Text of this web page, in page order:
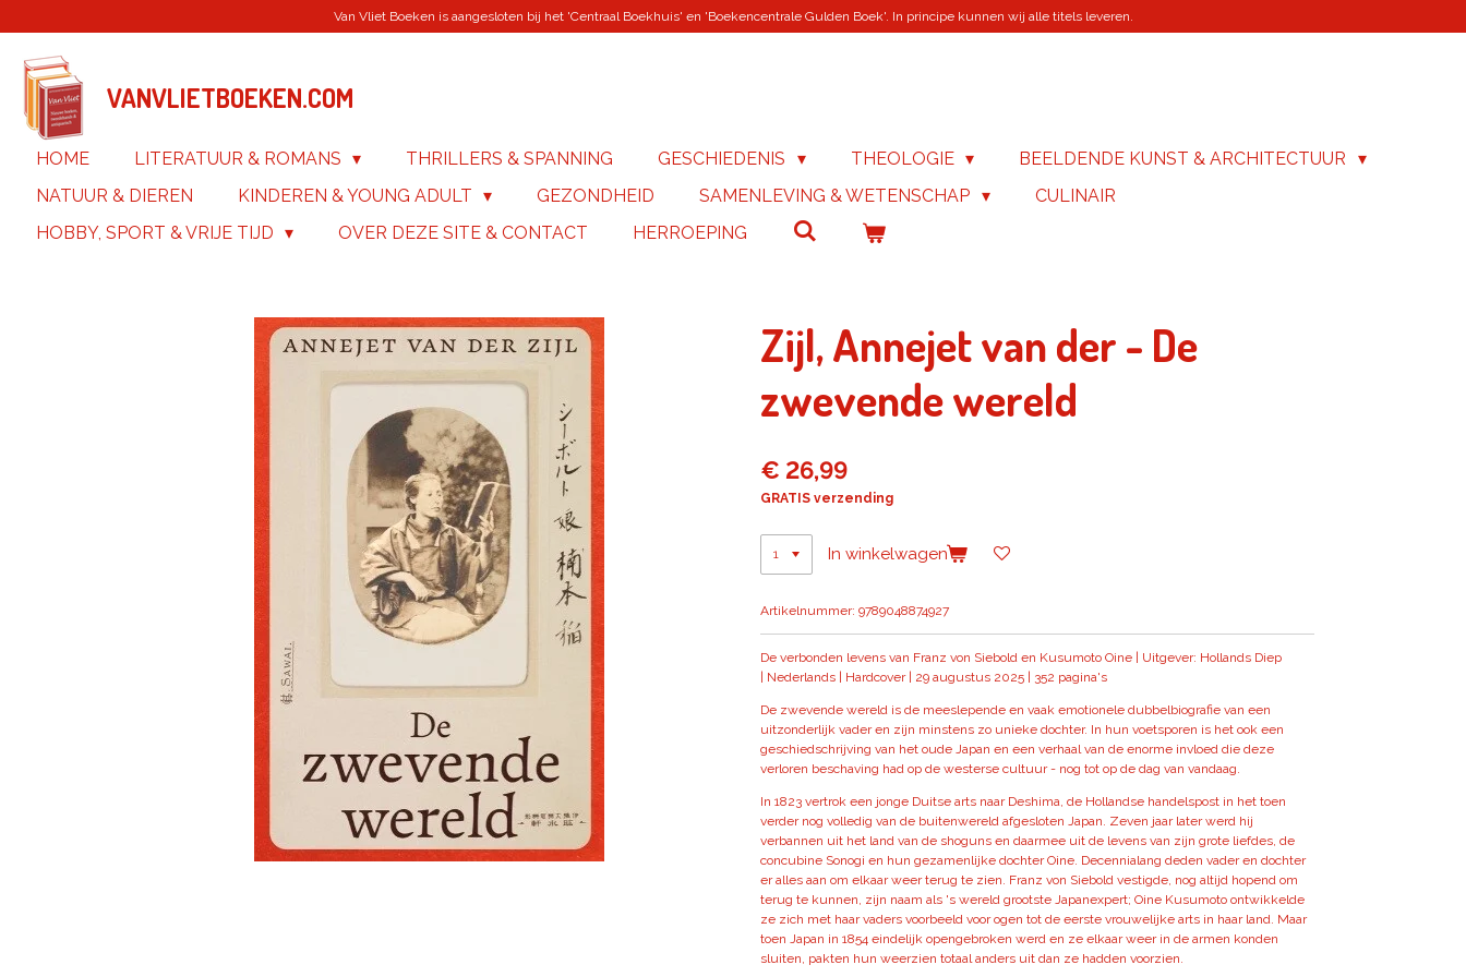
naar
hoofdinhoud
Van Vliet Boeken is aangesloten bij het 'Centraal Boekhuis' en 'Boekencentrale Gulden Boek'. In principe kunnen wij alle titels leveren.
VANVLIETBOEKEN.COM
HOME LITERATUUR & ROMANS THRILLERS & SPANNING GESCHIEDENIS THEOLOGIE
BEELDENDE KUNST & ARCHITECTUUR
NATUUR & DIEREN
KINDEREN & YOUNG ADULT GEZONDHEID SAMENLEVING & WETENSCHAP
CULINAIR
HOBBY, SPORT & VRIJE TIJD
OVER DEZE SITE & CONTACT HERROEPING
Zijl, Annejet van der - De
zwevende wereld
€ 26,99
GRATIS verzending
In winkelwagen
Artikelnummer: 9789048874927
De verbonden levens van Franz von Siebold en Kusumoto Oine | Uitgever: Hollands Diep
| Nederlands | Hardcover | 29 augustus 2025 | 352 pagina's
De zwevende wereld is de meeslepende en vaak emotionele dubbelbiografie van een
uitzonderlijk vader en zijn minstens zo unieke dochter. In hun voetsporen is het ook een
geschiedschrijving van het oude Japan en een verhaal van de enorme invloed die deze
verloren beschaving had op de westerse cultuur - nog tot op de dag van vandaag.
In 1823 vertrok een jonge Duitse arts naar Deshima, de Hollandse handelspost in het toen
verder nog volledig van de buitenwereld afgesloten Japan. Zeven jaar later werd hij
verbannen uit het land van de shoguns en daarmee uit de levens van zijn grote liefdes, de
concubine Sonogi en hun gezamenlijke dochter Oine. Decennialang deden vader en dochter
er alles aan om elkaar weer terug te zien. Franz von Siebold vestigde, nog altijd hopend om
terug te kunnen, zijn naam als 's wereld grootste Japanexpert; Oine Kusumoto ontwikkelde
ze zich met haar vaders voorbeeld voor ogen tot de eerste vrouwelijke arts in haar land. Maar
toen Japan in 1854 eindelijk opengebroken werd en ze elkaar weer in de armen konden
sluiten, pakten hun weerzien totaal anders uit dan ze hadden voorzien.